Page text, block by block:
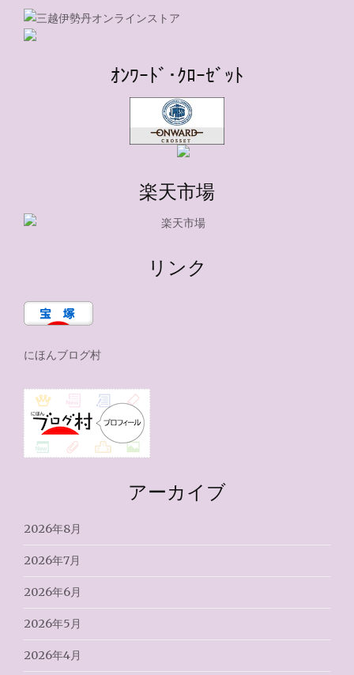
ｵﾝﾜｰﾄﾞ･ｸﾛｰｾﾞｯﾄ
楽天市場
リンク
にほんブログ村
アーカイブ
2026年8月
2026年7月
2026年6月
2026年5月
2026年4月